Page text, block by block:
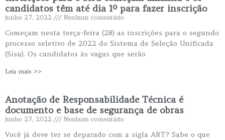
candidatos têm até dia 1º para fazer inscrição
junho 27, 2022 Nenhum comentário
Começam nesta terça-feira (28) as inscrições para o segundo
processo seletivo de 2022 do Sistema de Seleção Unificada
(Sisu). Os candidatos às vagas que serão
Leia mais >>
Anotação de Responsabilidade Técnica é
documento e base de segurança de obras
junho 27, 2022 Nenhum comentário
Você já deve ter se deparado com a sigla ART? Sabe o que